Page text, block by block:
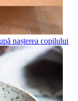
nașterea copilului